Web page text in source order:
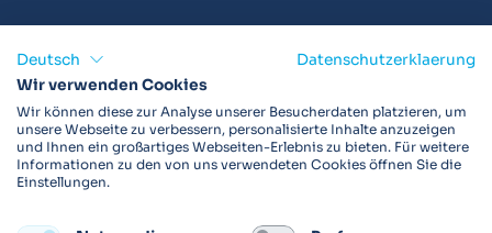
Vitalograph ist ein internationaler Hersteller von Spirometern,
EKGs und Bakterien-Viren-Filtern zur sicheren
Lungenfunktionsdiagnostik. Darüber hinaus sind wir weltweit
als Technologie- und Service-Provider für klinische
Deutsch
Datenschutzerklaerung
Wir verwenden Cookies
Wir können diese zur Analyse unserer Besucherdaten platzieren, um
unsere Webseite zu verbessern, personalisierte Inhalte anzuzeigen
und Ihnen ein großartiges Webseiten-Erlebnis zu bieten. Für weitere
Informationen zu den von uns verwendeten Cookies öffnen Sie die
Einstellungen.